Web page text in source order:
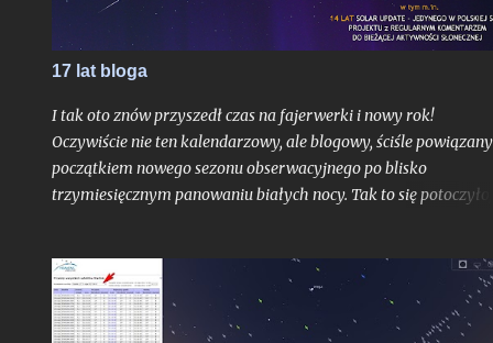
17 lat bloga
I tak oto znów przyszedł czas na fajerwerki i nowy rok!
Oczywiście nie ten kalendarzowy, ale blogowy, ściśle
początkiem nowego sezonu obserwacyjnego po blisko
trzymiesięcznym panowaniu białych nocy. Tak to się
Ziemia niedługo po aphelium i maksymalnym dystansie od
Słońca w ciągu roku, zamyka swoje kolejne, już siedemnaste,
okrążenie wokół naszej Dziennej Gwiazdy odkąd w